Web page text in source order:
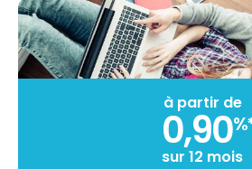
à partir de
0,90
sur 12 mois